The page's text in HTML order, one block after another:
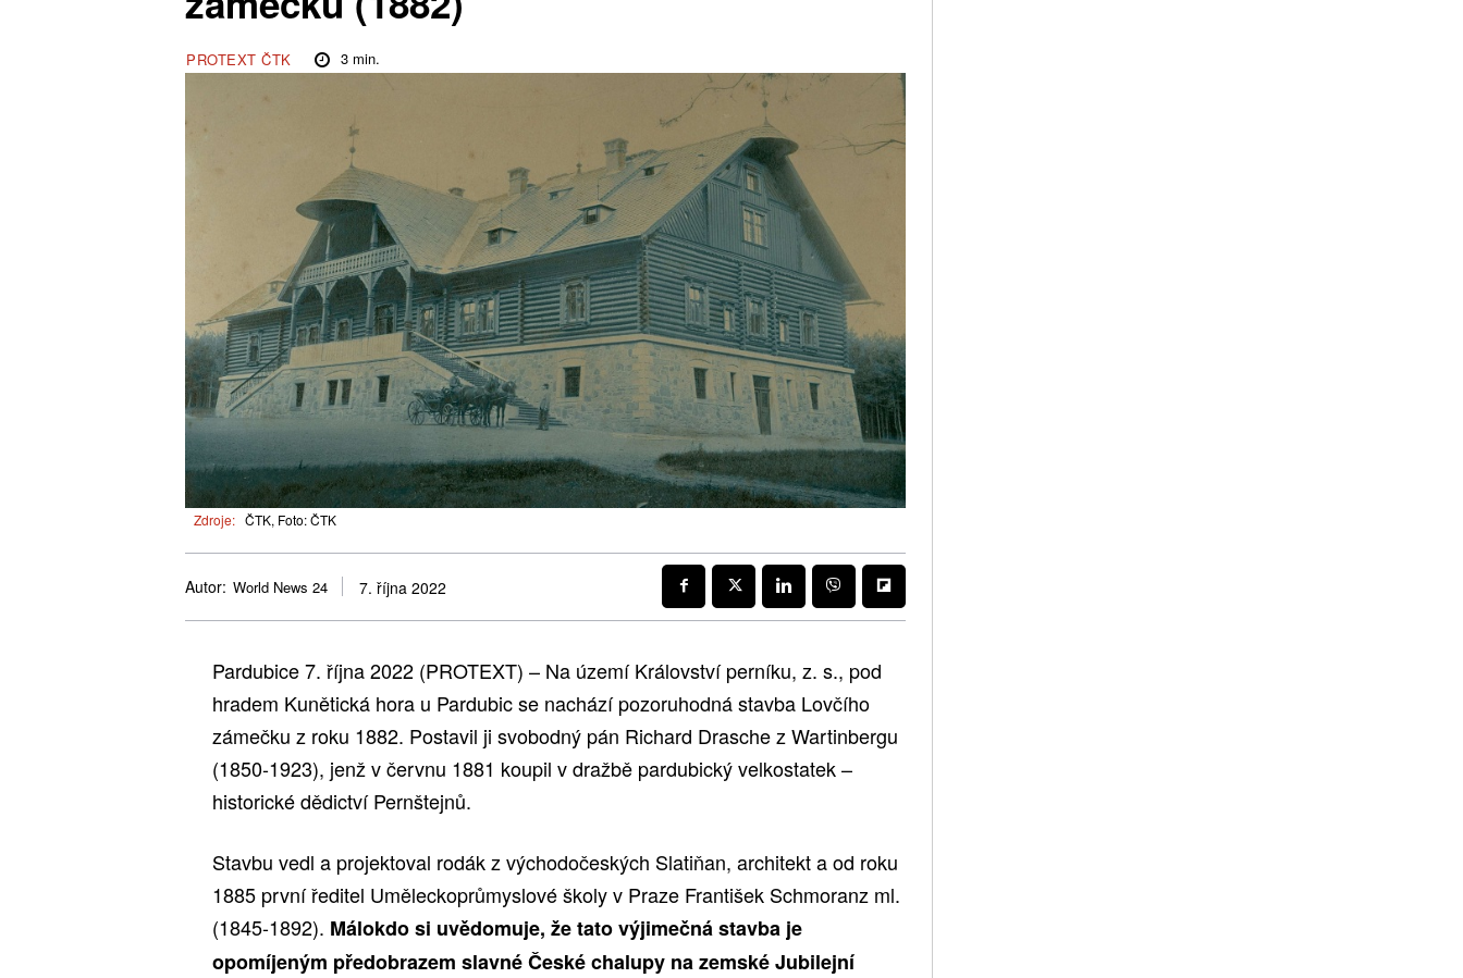
PROTEXT ČTK 3min.
Zdroje: ČTK, Foto: ČTK
Autor: World News 24 7. října 2022
Pardubice 7. října 2022 (PROTEXT) – Na území Království perníku, z. s., pod
hradem Kunětická hora u Pardubic se nachází pozoruhodná stavba Lovčího
zámečku z roku 1882. Postavil ji svobodný pán Richard Drasche z Wartinbergu
(1850-1923), jenž v červnu 1881 koupil v dražbě pardubický velkostatek –
historické dědictví Pernštejnů.
Stavbu vedl a projektoval rodák z východočeských Slatiňan, architekt a od roku
1885 první ředitel Uměleckoprůmyslové školy v Praze František Schmoranz ml.
(1845-1892). Málokdo si uvědomuje, že tato výjimečná stavba je
opomíjeným předobrazem slavné České chalupy na zemské Jubilejní